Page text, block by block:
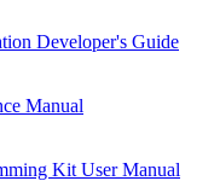
Developer's Guide
Manual
Kit User Manual